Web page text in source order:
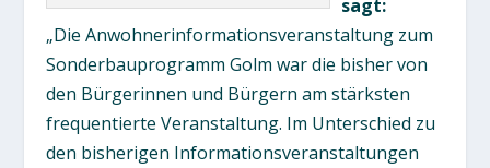
sagt:
„Die Anwohnerinformationsveranstaltung zum
Sonderbauprogramm Golm war die bisher von
den Bürgerinnen und Bürgern am stärksten
frequentierte Veranstaltung. Im Unterschied zu
den bisherigen Informationsveranstaltungen